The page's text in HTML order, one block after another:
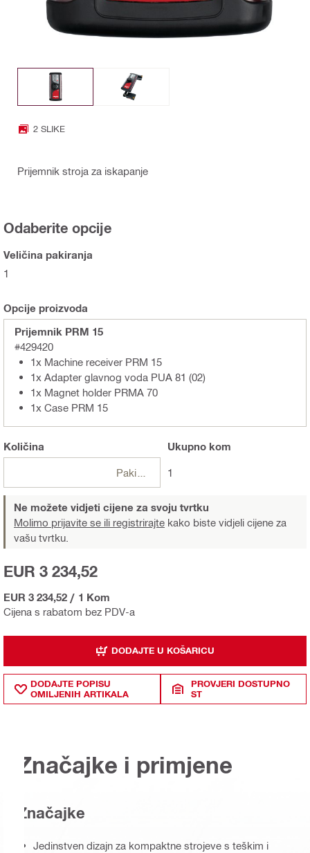
2 SLIKE
Prijemnik stroja za iskapanje
Odaberite opcije
Veličina pakiranja
1
Opcije proizvoda
Prijemnik PRM 15
#429420
1x Machine receiver PRM 15
1x Adapter glavnog voda PUA 81 (02)
1x Magnet holder PRMA 70
1x Case PRM 15
Količina Ukupnokom
1
Ne možete vidjeti cijene za svoju tvrtku
Molimo prijavite se ili registrirajte kako biste vidjeli cijene za
vašu tvrtku.
Cijena s rabatom bez PDV-a
EUR 3 234,52
EUR 3 234,52 / 1 Kom
DODAJTE U KOŠARICU
DODAJTE POPISU
OMILJENIH ARTIKALA
PROVJERI DOSTUPNO
ST
Značajke i primjene
Značajke
Jedinstven dizajn za kompaktne strojeve s teškim i